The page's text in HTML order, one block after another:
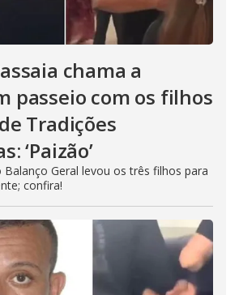
chama a
passeio com os filhos
Tradições
‘Paizão’
Geral levou os três filhos para
confira!